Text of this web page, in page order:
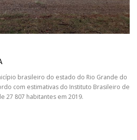
brasileiro do estado do Rio Grande do
com estimativas do Instituto Brasileiro de
27 807 habitantes em 2019.